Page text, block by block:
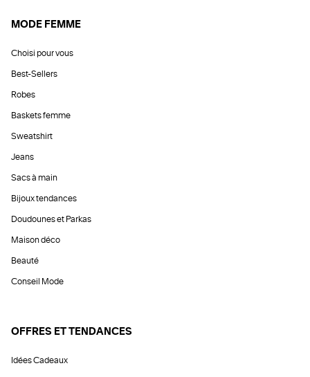
MODE FEMME
Choisi pour vous
Best-Sellers
Robes
Baskets femme
Sweatshirt
Jeans
Sacs à main
Bijoux tendances
Doudounes et Parkas
Maison déco
Beauté
Conseil Mode
OFFRES ET TENDANCES
Idées Cadeaux